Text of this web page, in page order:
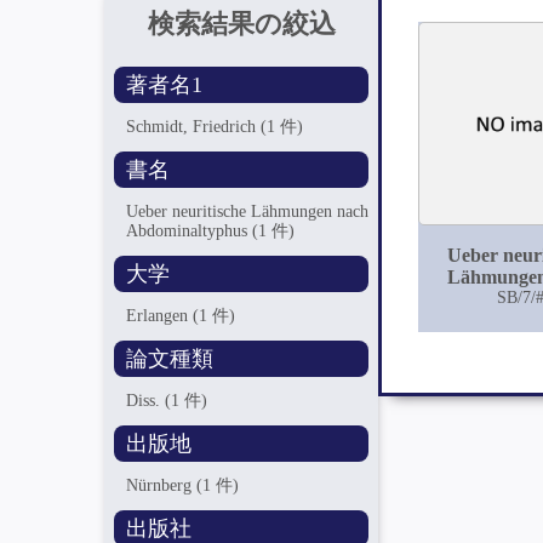
検索結果の絞込
著者名1
Schmidt, Friedrich(1 件)
書名
Ueber neuritische Lähmungen nach
Abdominaltyphus(1 件)
大学
Erlangen(1 件)
論文種類
Diss.(1 件)
出版地
Nürnberg(1 件)
出版社
Ueber
SB/7/#